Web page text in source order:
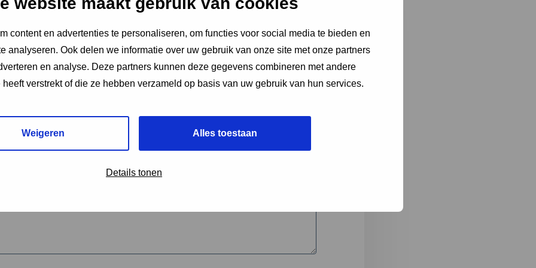
content en advertenties te personaliseren, om functies voor social media te bieden en
analyseren. Ook delen we informatie over uw gebruik van onze site met onze partners
en analyse. Deze partners kunnen deze gegevens combineren met andere
verstrekt of die ze hebben verzameld op basis van uw gebruik van hun services.
Weigeren Alles toestaan
Details tonen
velden aan
2
3
*